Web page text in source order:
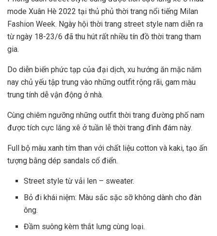
mode Xuân Hè 2022 tại thủ phủ thời trang nổi tiếng Milan
Fashion Week. Ngày hội thời trang street style nam diễn ra
từ ngày 18-23/6 đã thu hút rất nhiều tín đồ thời trang tham
gia.
Do diễn biến phức tạp của đại dịch, xu hướng ăn mặc năm
nay chủ yếu tập trung vào những outfit rộng rãi, gam màu
trung tính dễ vận động ở nhà.
Cùng chiêm ngưỡng những outfit thời trang đường phố nam
được tích cực lăng xê ở tuần lễ thời trang đình đám này.
Full bộ màu xanh tím than với chất liệu cotton và kaki, tạo ấn
tượng bằng dép sandals cổ điển.
Street style từ vải len – sweater.
Bỏ đi khái niệm: Màu sắc sặc sỡ không dành cho đàn
ông.
Đầm suông kèm thắt lưng cùng loại.